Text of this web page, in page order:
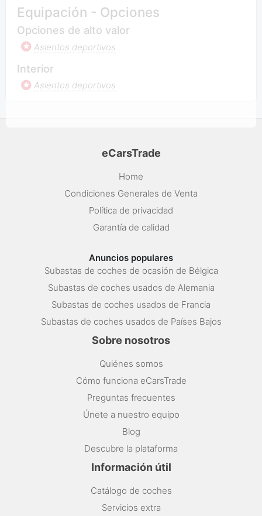
Equipación - Opciones
Opciones de alto valor
Asientos deportivos
Interior
Asientos deportivos
eCarsTrade
Home
Condiciones Generales de Venta
Política de privacidad
Garantía de calidad
Anuncios populares
Subastas de coches de ocasión de Bélgica
Subastas de coches usados de Alemania
Subastas de coches usados de Francia
Subastas de coches usados de Países Bajos
Sobre nosotros
Quiénes somos
Cómo funciona eCarsTrade
Preguntas frecuentes
Únete a nuestro equipo
Blog
Descubre la plataforma
Información útil
Catálogo de coches
Servicios extra